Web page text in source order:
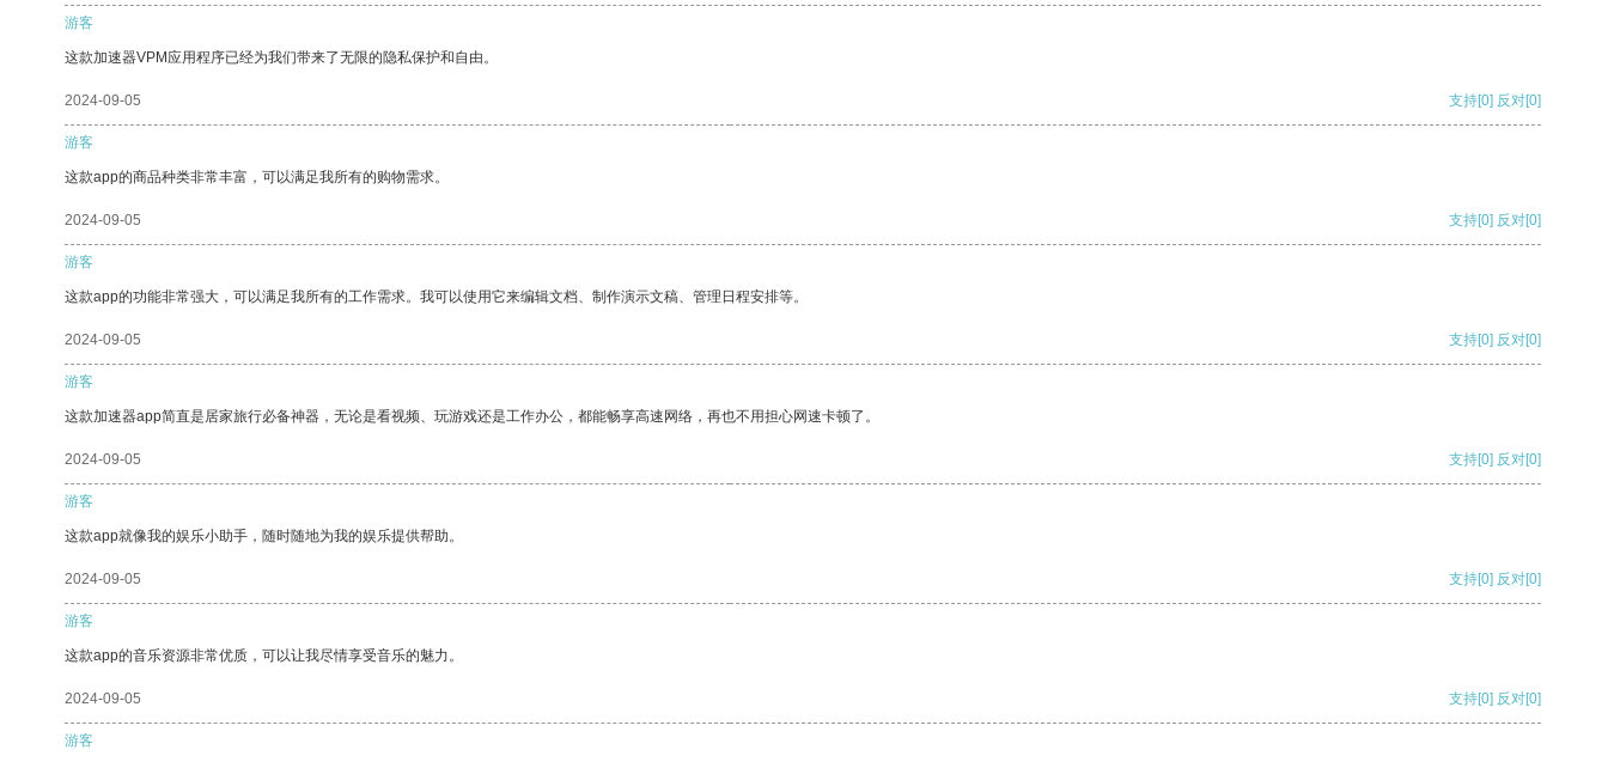
游客
这款加速器VPM应用程序已经为我们带来了无限的隐私保护和自由。
2024-09-05 支持[0] 反对[0]
游客
这款app的商品种类非常丰富，可以满足我所有的购物需求。
2024-09-05 支持[0] 反对[0]
游客
这款app的功能非常强大，可以满足我所有的工作需求。我可以使用它来编辑文档、制作演示文稿、管理日程安排等。
2024-09-05 支持[0] 反对[0]
游客
这款加速器app简直是居家旅行必备神器，无论是看视频、玩游戏还是工作办公，都能畅享高速网络，再也不用担心网速卡顿了。
2024-09-05 支持[0] 反对[0]
游客
这款app就像我的娱乐小助手，随时随地为我的娱乐提供帮助。
2024-09-05 支持[0] 反对[0]
游客
这款app的音乐资源非常优质，可以让我尽情享受音乐的魅力。
2024-09-05 支持[0] 反对[0]
游客